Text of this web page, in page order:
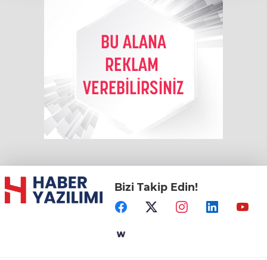
Bizi Takip Edin!